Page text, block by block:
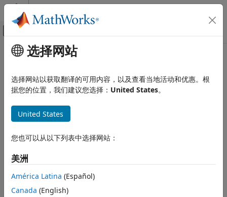
跳到内容
画布外导航菜单切换
文档主页
软件开发
工程
openProject
语法
描述
示例
输入参量
输出参量
主要内容
openProject
加载现有工程
全页折叠
语法
proj = openProject(projectPath)
说明
proj
件夹中。如果当前有任何工程处于打开状态，MATLAB
指定工程之前关闭它们。
选择网站
选择网站以获取翻译的可用内容，以及查看当地活动和优惠。根
据您的位置，我们建议您选择： United States。
United States
您也可以从以下列表中选择网站：
美洲
América Latina (Español)
Canada (English)